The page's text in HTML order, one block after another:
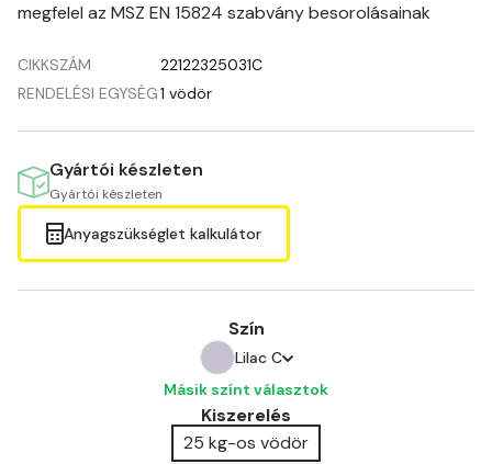
megfelel az MSZ EN 15824 szabvány besorolásainak
CIKKSZÁM
22122325031C
RENDELÉSI EGYSÉG1 vödör
Gyártói készleten
Gyártói készleten
Anyagszükséglet kalkulátor
Szín
Lilac C
Amber C
Amber D
Másik színt választok
Kiszerelés
25 kg-os vödör